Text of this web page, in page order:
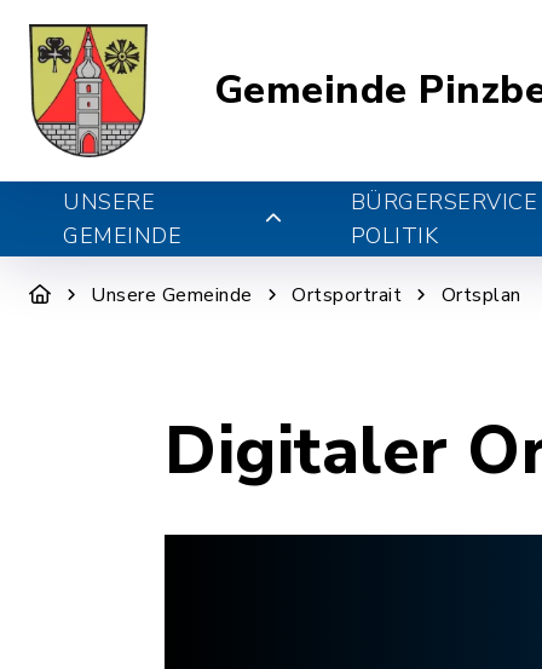
Gemeinde
UNSERE
GEMEINDE
POLITIK
Unsere Gemeinde Ortsportrait Ortsplan
Digitaler